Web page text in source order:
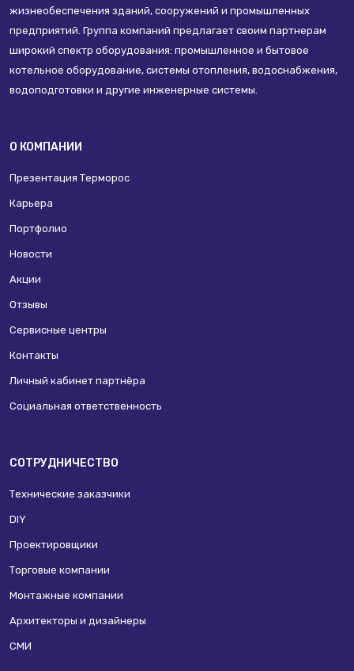
жизнеобеспечения зданий, сооружений и промышленных
предприятий. Группа компаний предлагает своим партнерам
широкий спектр оборудования: промышленное и бытовое
котельное оборудование, системы отопления, водоснабжения,
водоподготовки и другие инженерные системы.
О КОМПАНИИ
Презентация Терморос
Карьера
Портфолио
Новости
Акции
Отзывы
Сервисные центры
Контакты
Личный кабинет партнёра
Социальная ответственность
СОТРУДНИЧЕСТВО
Технические заказчики
DIY
Проектировщики
Торговые компании
Монтажные компании
Архитекторы и дизайнеры
СМИ